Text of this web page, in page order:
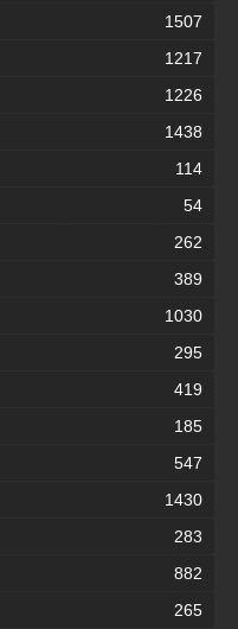
1507
1217
1226
1438
114
54
262
389
1030
295
419
185
547
1430
283
882
265